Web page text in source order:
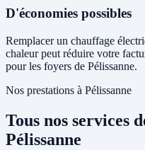
D'économies possibles
Remplacer un chauffage
chaleur peut réduire votre
pour les foyers de Pélissanne.
Nos prestations à Pélissanne
Tous nos services
Pélissanne